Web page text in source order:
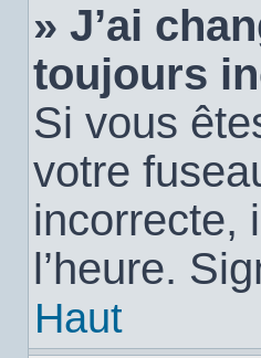
» J’ai
toujours
Si vous
votre
incorrecte,
l’heure.
Haut